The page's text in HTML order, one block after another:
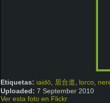
Etiquetas: iaidō 居合道 lorco
Uploaded: 7 September 2010
Ver esta foto en Flickr